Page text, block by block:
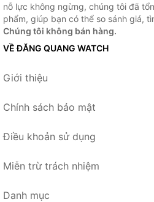
nỗ lực không ngừng, chúng tôi đã
phẩm, giúp bạn có thể so sánh giá,
Chúng tôi không bán hàng.
VỀ ĐĂNG QUANG WATCH
Giới thiệu
Chính sách bảo mật
Điều khoản sử dụng
Miễn trừ trách nhiệm
Danh mục